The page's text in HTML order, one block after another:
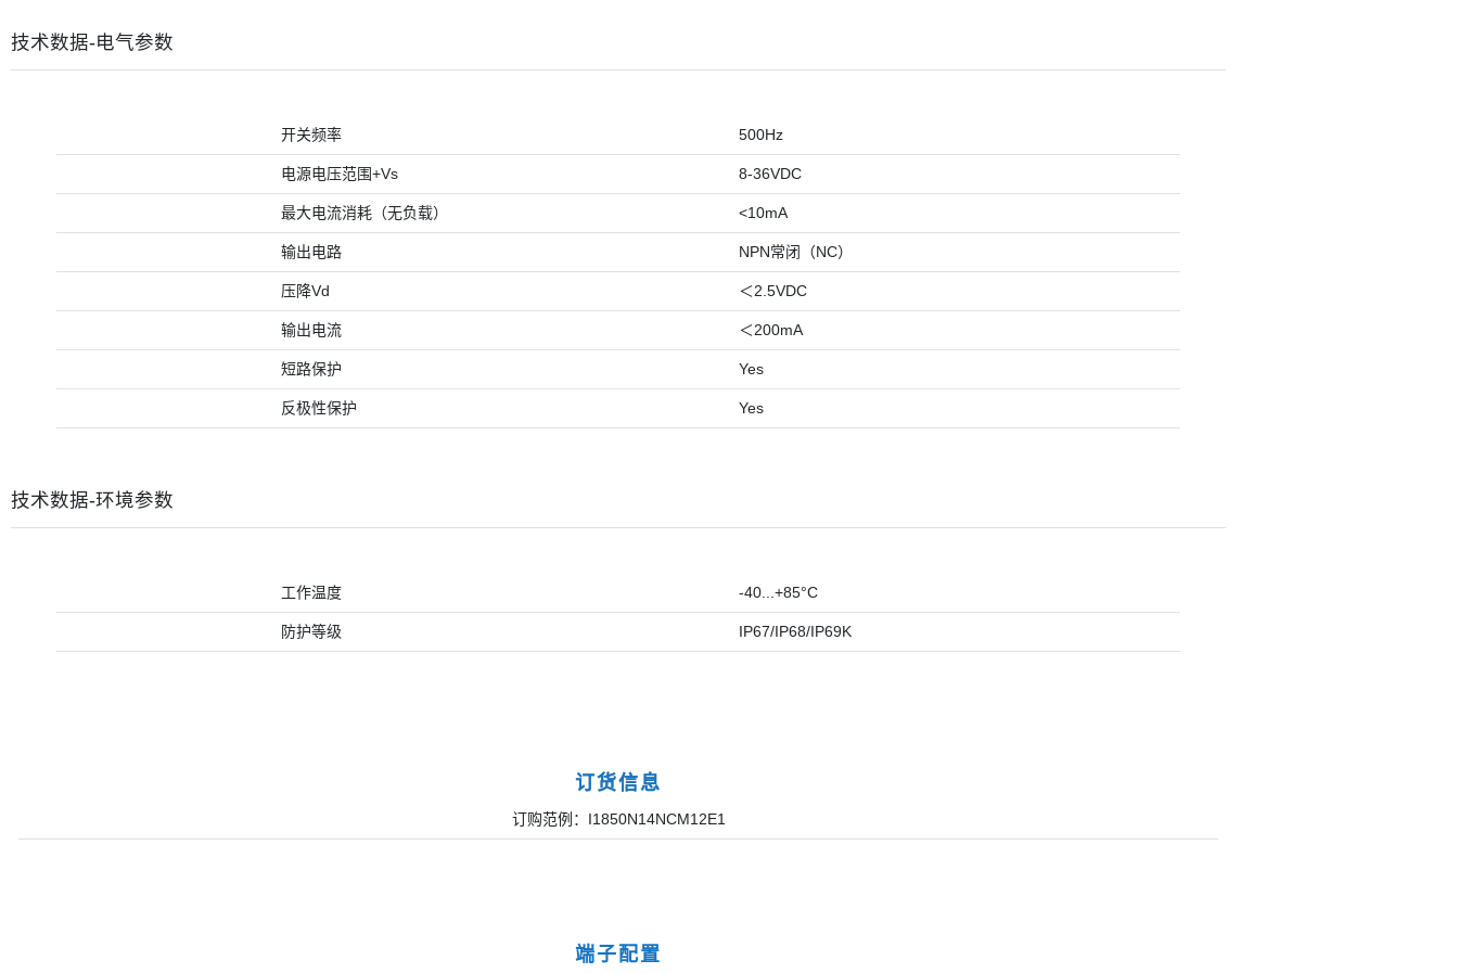
技术数据-电气参数
开关频率 500Hz
电源电压范围+Vs 8-36VDC
最大电流消耗（无负载） <10mA
输出电路 NPN常闭（NC）
压降Vd ＜2.5VDC
输出电流 ＜200mA
短路保护 Yes
反极性保护 Yes
技术数据-环境参数
工作温度 -40...+85°C
防护等级 IP67/IP68/IP69K
订货信息
订购范例：I1850N14NCM12E1
端子配置